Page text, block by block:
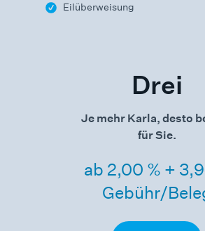
Eilüberweisung
Drei
Je mehr Karla, desto
für Sie.
ab 2,00 % +
Gebühr/